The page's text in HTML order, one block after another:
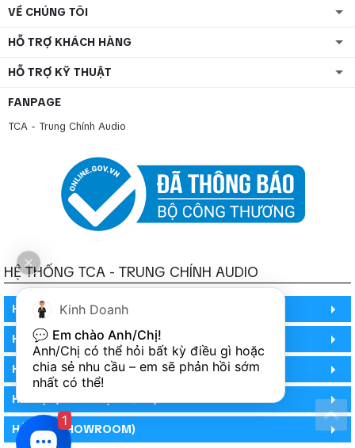
VỀ CHÚNG TÔI
HỖ TRỢ KHÁCH HÀNG
HỖ TRỢ KỸ THUẬT
FANPAGE
TCA - Trung Chính Audio
HỆ THỐNG TCA - TRUNG CHÍNH AUDIO
HỒ CHÍ MINH
HỒ CHÍ MINH
HỒ CHÍ MINH (PHÒNG BẢO HÀNH)
HÀ NỘI (DEMO HỆ THỐNG)
HÀ NỘI (SHOWROOM)
Kinh Doanh
💬 Em chào Anh/Chị!
Anh/Chị có thể hỏi bất kỳ điều gì hoặc
chia sẻ nhu cầu – em sẽ phản hồi sớm
nhất có thể!
1